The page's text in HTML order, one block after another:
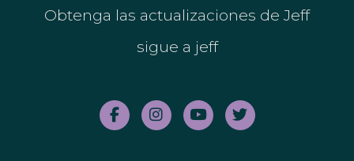
Obtenga las actualizaciones de Jeff
sigue a jeff